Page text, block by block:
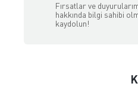
Fırsatlar ve
hakkında bilgi sahibi
kaydolun!